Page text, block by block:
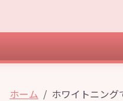
ホーム ホワイトニング